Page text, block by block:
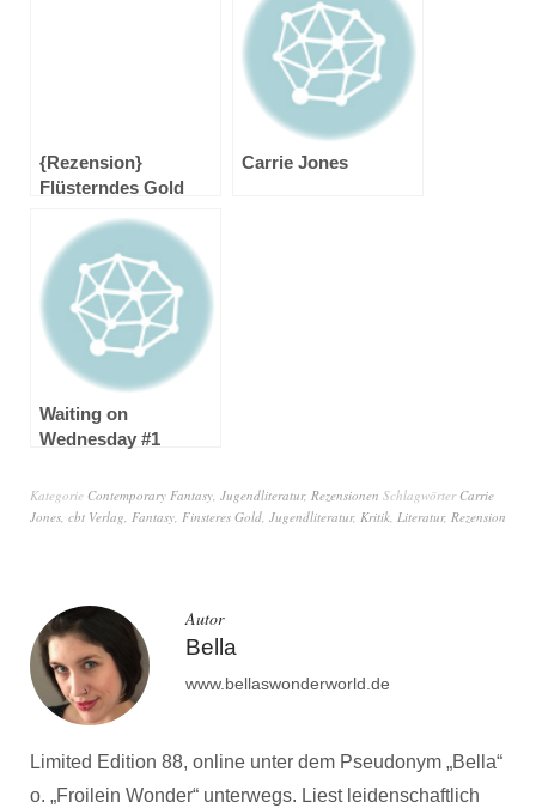
{Rezension}
Flüsterndes Gold
Carrie Jones
Waiting on
Wednesday #1
Kategorie Contemporary Fantasy Jugendliteratur, Rezensionen Schlagwörter Carrie
Jones cbt Verlag Fantasy Finsteres Gold Jugendliteratur, Kritik Literatur, Rezension
Autor
Bella
www.bellaswonderworld.de
Limited Edition 88, online unter dem Pseudonym „Bella“
o. „Froilein Wonder“ unterwegs. Liest leidenschaftlich